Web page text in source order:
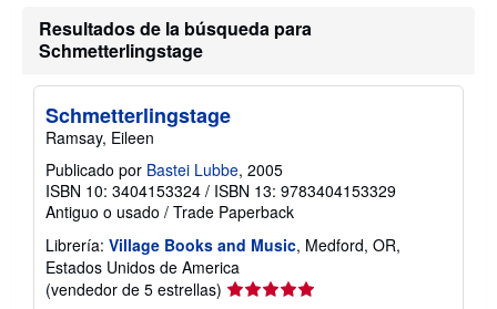
Resultados de la búsqueda para
Schmetterlingstage
Schmetterlingstage
Ramsay, Eileen
Publicado por Bastei Lubbe, 2005
ISBN 10: 3404153324 / ISBN 13: 9783404153329
Antiguo o usado / Trade Paperback
Librería: Village Books and Music, Medford, OR,
Estados Unidos de America
(vendedor de 5 estrellas) Calificación